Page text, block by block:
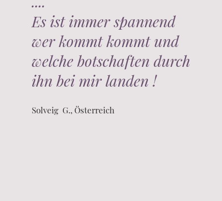
Es ist immer spannend
wer kommt kommt und
welche botschaften durch
ihn bei mir landen !
Solveig G., Österreich